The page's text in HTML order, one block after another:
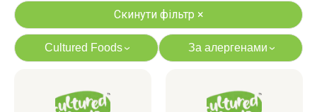
Скинути фільтр ×
Cultured Foods› За алергенами›
казеїну сої